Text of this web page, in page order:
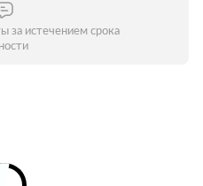
за истечением срока